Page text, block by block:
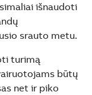
išnaudoti
srauto metu.
turimą
būtų
net ir piko